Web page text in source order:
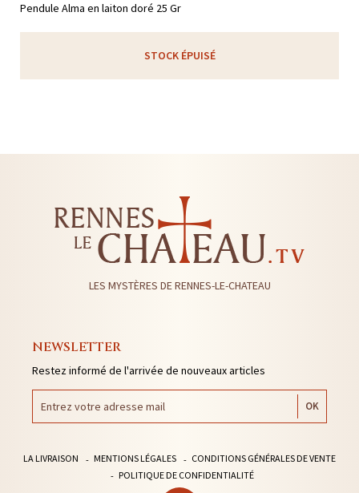
Pendule Alma en laiton doré 25 Gr
STOCK ÉPUISÉ
LES MYSTÈRES DE RENNES-LE-CHATEAU
NEWSLETTER
Restez informé de l'arrivée de nouveaux articles
LA LIVRAISON MENTIONS LÉGALES
CONDITIONS GÉNÉRALES DE VENTE
POLITIQUE DE CONFIDENTIALITÉ